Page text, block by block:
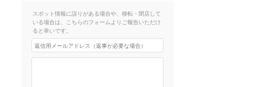
スポット情報に誤りがある場合や、移転・閉店して
いる場合は、こちらのフォームよりご報告いただけ
ると幸いです。